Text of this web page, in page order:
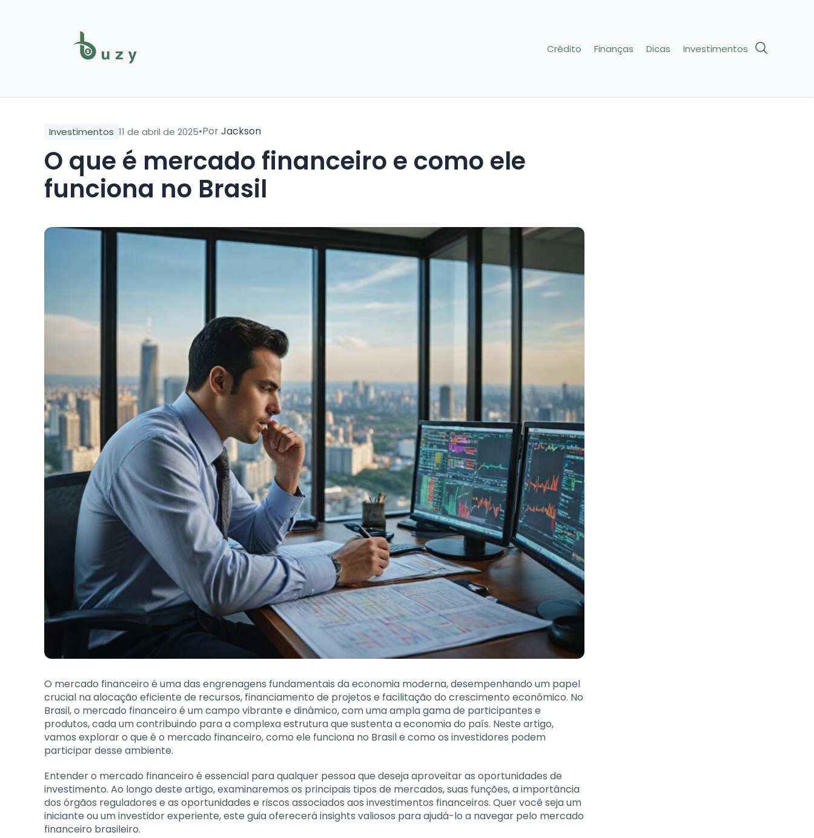
Crédito Finanças Dicas Investimentos
Investimentos 11 de abril de 2025•PorJackson
O que é mercado financeiro e como ele
funciona no Brasil
O mercado financeiro é uma das engrenagens fundamentais da economia moderna, desempenhando um papel
crucial na alocação eficiente de recursos, financiamento de projetos e facilitação do crescimento econômico. No
Brasil, o mercado financeiro é um campo vibrante e dinâmico, com uma ampla gama de participantes e
produtos, cada um contribuindo para a complexa estrutura que sustenta a economia do país. Neste artigo,
vamos explorar o que é o mercado financeiro, como ele funciona no Brasil e como os investidores podem
participar desse ambiente.
Entender o mercado financeiro é essencial para qualquer pessoa que deseja aproveitar as oportunidades de
investimento. Ao longo deste artigo, examinaremos os principais tipos de mercados, suas funções, a importância
dos órgãos reguladores e as oportunidades e riscos associados aos investimentos financeiros. Quer você seja um
iniciante ou um investidor experiente, este guia oferecerá insights valiosos para ajudá-lo a navegar pelo mercado
financeiro brasileiro.